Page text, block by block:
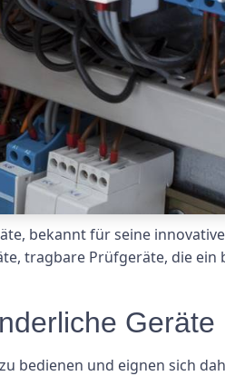
bekannt für seine
tragbare Prüfgeräte, die
Geräte
bedienen und eignen sich